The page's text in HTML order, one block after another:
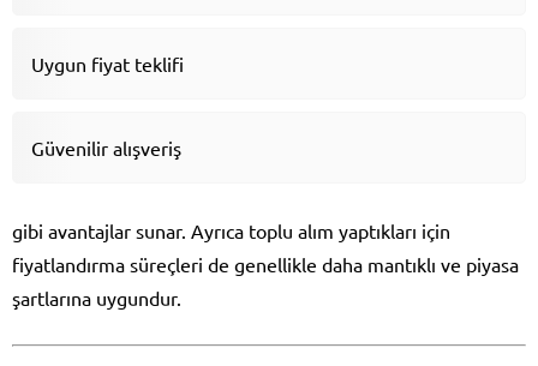
Uygun fiyat teklifi
Güvenilir alışveriş
gibi avantajlar sunar. Ayrıca toplu alım yaptıkları için
fiyatlandırma süreçleri de genellikle daha mantıklı ve piyasa
şartlarına uygundur.